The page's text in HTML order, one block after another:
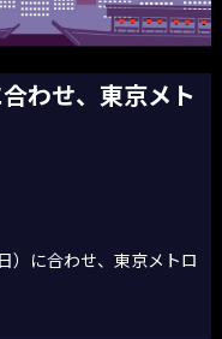
わせ、東京メト
）に合わせ、東京メトロ